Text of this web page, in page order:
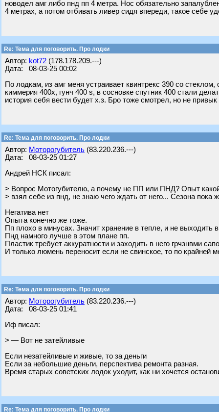
новодел амг либо пнд пп 4 метра. Нос обязательно
4 метрах, а потом отбивать ливер сидя впереди, такое себе
Re: Тема для поговорить. Про лодки
Автор: kot72 (178.178.209.---)
Дата: 08-03-25 00:02
По лодкам, из амг меня устраивает квинтрекс 390 со
киммерия 400х, гунч 400 s, в сосновке спутник 400 стали
история себя вести будет х.з. Бро тоже смотрел, но не
Re: Тема для поговорить. Про лодки
Автор: Моторогубитель (83.220.236.---)
Дата: 08-03-25 01:27
Андрей НСК писал:
> Вопрос Мотогубителю, а почему не ПП или ПНД? Опыт
> взял себе из пнд, не знаю чего ждать от него... Сезона пока
Негатива нет
Опыта конечно же тоже.
Пп плохо в минусах. Значит хранение в тепле, и не выходить
Пнд намного лучше в этом плане пп.
Пластик требует аккуратности и заходить в него грчзнвми
И только люмень переносит если не свинское, то по крайней
Re: Тема для поговорить. Про лодки
Автор: Моторогубитель (83.220.236.---)
Дата: 08-03-25 01:41
Иф писал:
> — Вот не затейливые
Если незатейливые и живые, то за деньги
Если за небольшие деньги, перспектива ремонта разная.
Время старых советских лодок уходит, как ни хочется
Re: Тема для поговорить. Про лодки